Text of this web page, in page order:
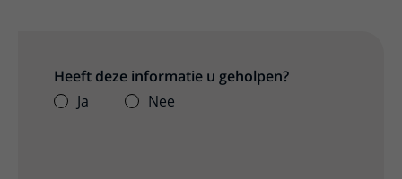
Heeft deze informatie u geholpen?
Ja
Nee